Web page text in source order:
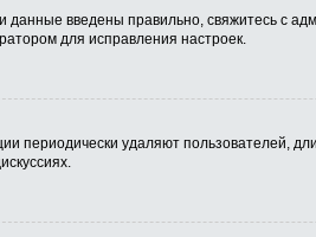
введены правильно, свяжитесь с
для исправления настроек.
периодически удаляют пользователей,